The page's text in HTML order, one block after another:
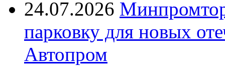
24.07.2026
парковку для новых
Автопром